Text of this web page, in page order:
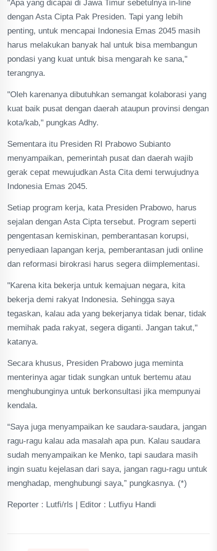
"Apa yang dicapai di Jawa Timur sebetulnya in-line
dengan Asta Cipta Pak Presiden. Tapi yang lebih
penting, untuk mencapai Indonesia Emas 2045 masih
harus melakukan banyak hal untuk bisa membangun
pondasi yang kuat untuk bisa mengarah ke sana,"
terangnya.
"Oleh karenanya dibutuhkan semangat kolaborasi yang
kuat baik pusat dengan daerah ataupun provinsi dengan
kota/kab," pungkas Adhy.
Sementara itu Presiden RI Prabowo Subianto
menyampaikan, pemerintah pusat dan daerah wajib
gerak cepat mewujudkan Asta Cita demi terwujudnya
Indonesia Emas 2045.
Setiap program kerja, kata Presiden Prabowo, harus
sejalan dengan Asta Cipta tersebut. Program seperti
pengentasan kemiskinan, pemberantasan korupsi,
penyediaan lapangan kerja, pemberantasan judi online
dan reformasi birokrasi harus segera diimplementasi.
"Karena kita bekerja untuk kemajuan negara, kita
bekerja demi rakyat Indonesia. Sehingga saya
tegaskan, kalau ada yang bekerjanya tidak benar, tidak
memihak pada rakyat, segera diganti. Jangan takut,"
katanya.
Secara khusus, Presiden Prabowo juga meminta
menterinya agar tidak sungkan untuk bertemu atau
menghubunginya untuk berkonsultasi jika mempunyai
kendala.
“Saya juga menyampaikan ke saudara-saudara, jangan
ragu-ragu kalau ada masalah apa pun. Kalau saudara
sudah menyampaikan ke Menko, tapi saudara masih
ingin suatu kejelasan dari saya, jangan ragu-ragu untuk
menghadap, menghubungi saya,” pungkasnya. (*)
Reporter : Lutfi/rls | Editor : Lutfiyu Handi